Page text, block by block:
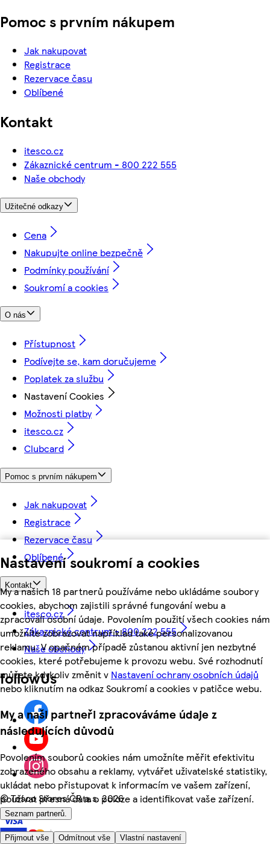
Nastavení soukromí a cookies
My a našich 18 partnerů používáme nebo ukládáme soubory
cookies, abychom zajistili správné fungování webu a
zpracovali osobní údaje. Povolením použití všech cookies nám
umožníte zobrazovat například také personalizovanou
reklamu. V opačném případě zůstanou aktivní jen nezbytné
cookies, které potřebujeme k provozu webu. Své rozhodnutí
můžete kdykoliv změnit v Nastavení ochrany osobních údajů
nebo kliknutím na odkaz Soukromí a cookies v patičce webu.
My a naši partneři zpracováváme údaje z
následujících důvodů
Povolením souborů cookies nám umožníte měřit efektivitu
zobrazeného obsahu a reklamy, vytvářet uživatelské statistiky,
ukládat nebo přistupovat k informacím ve vašem zařízení,
používat přesná data o poloze a identifikovat vaše zařízení.
Seznam partnerů.
Přijmout vše Odmítnout vše Vlastní nastavení
Pomoc s prvním nákupem
Jak nakupovat
Registrace
Rezervace času
Oblíbené
Kontakt
itesco.cz
Zákaznické centrum - 800 222 555
Naše obchody
Užitečné odkazy
Cena
Nakupujte online bezpečně
Podmínky používání
Soukromí a cookies
O nás
Přístupnost
Podívejte se, kam doručujeme
Poplatek za službu
Nastavení Cookies
Možnosti platby
itesco.cz
Clubcard
Pomoc s prvním nákupem
Jak nakupovat
Registrace
Rezervace času
Oblíbené
Kontakt
itesco.cz
Zákaznické centrum - 800 222 555
Naše obchody
followUs
©Tesco Stores ČR a.s. 2026